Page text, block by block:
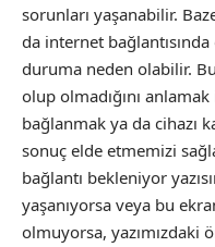
sorunları yaşanabilir.
da internet
duruma neden olabilir.
olup olmadığını
bağlanmak ya da cihazı
sonuç elde etmemizi
bağlantı bekleniyor
yaşanıyorsa veya bu
olmuyorsa, yazımızdaki